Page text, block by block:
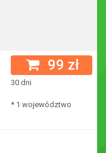
99 zł
30 dni
* 1 województwo